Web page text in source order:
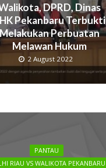
DPRD, Dinas
Pekanbaru Terbukti
Melakukan Perbuatan
Melawan Hukum
2 August 2022
PANTAU
RIAU VS WALIKOTA PEKANBARU